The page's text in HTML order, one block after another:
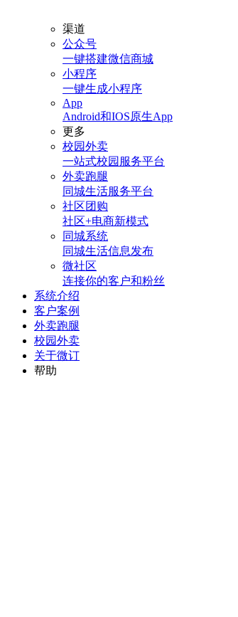
渠道
公众号
一键搭建微信商城
小程序
一键生成小程序
App
Android和IOS原生App
更多
校园外卖
一站式校园服务平台
外卖跑腿
同城生活服务平台
社区团购
社区+电商新模式
同城系统
同城生活信息发布
微社区
连接你的客户和粉丝
系统介绍
客户案例
外卖跑腿
校园外卖
关于微订
帮助